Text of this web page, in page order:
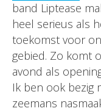
band Liptease
heel serieus als
toekomst voor
gebied. Zo komt
avond als
Ik ben ook bezig
zeemans